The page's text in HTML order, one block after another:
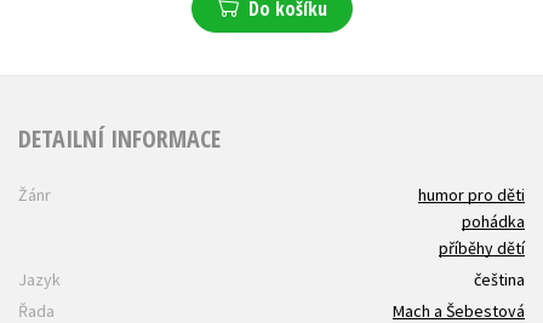
Do košíku
DETAILNÍ INFORMACE
Žánr
humor pro děti
pohádka
příběhy dětí
Jazyk
čeština
Řada
Mach a Šebestová